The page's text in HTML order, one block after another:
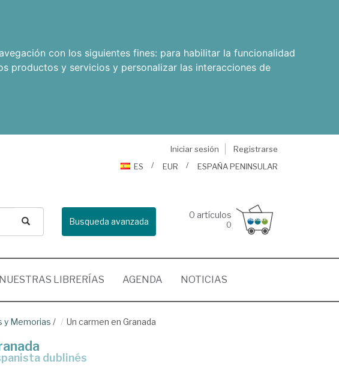
con los siguientes fines: para habilitar la funcionalidad
productos y servicios y personalizar las interacciones de
Iniciar sesión
Registrarse
ES
EUR ESPAÑA PENINSULAR
Busqueda avanzada
0 artículos
0
NUESTRAS LIBRERÍAS AGENDA NOTICIAS
y Memorias / Un carmen en Granada
dublinés